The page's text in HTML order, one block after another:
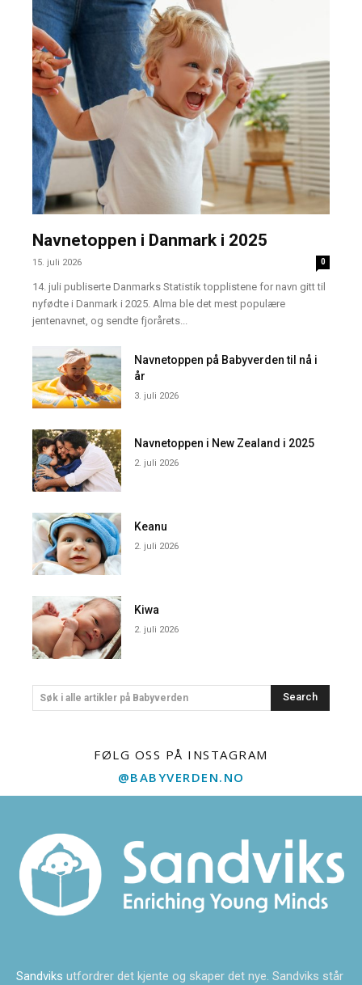
Navnetoppen i Danmark i 2025
15. juli 2026 0
14. juli publiserte Danmarks Statistik topplistene for navn gitt til
nyfødte i Danmark i 2025. Alma ble det mest populære
jentenavnet, og sendte fjorårets...
Navnetoppen på Babyverden til nå i
år
3. juli 2026
Navnetoppen i New Zealand i 2025
2. juli 2026
Keanu
2. juli 2026
Kiwa
2. juli 2026
Søk i alle artikler på Babyverden Search
FØLG OSS PÅ INSTAGRAM
@BABYVERDEN.NO
Sandviks utfordrer det kjente og skaper det nye. Sandviks står